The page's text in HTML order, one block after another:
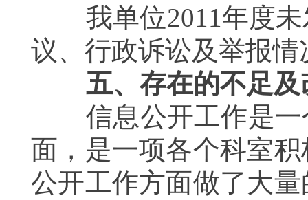
我单位2011年度
议、行政诉讼及举报情
五、存在的不足
信息公开工作是一
面，是一项各个科室
公开工作方面做了大